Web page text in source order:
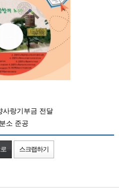
사랑기부금 전달
소 준공
스크랩하기